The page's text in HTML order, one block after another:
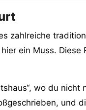
zahlreiche
ein Muss.
wo du
und